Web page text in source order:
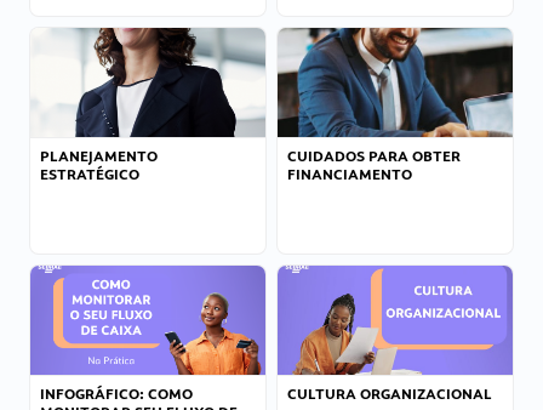
PLANEJAMENTO
ESTRATÉGICO
CUIDADOS PARA OBTER
FINANCIAMENTO
INFOGRÁFICO: COMO
CULTURA ORGANIZACIONAL